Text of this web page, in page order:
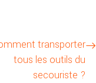
transporter
tous les outils du
secouriste ?